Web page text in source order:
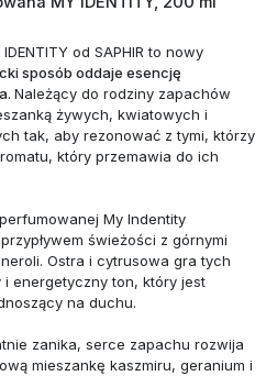
od SAPHIR to nowy
sposób oddaje esencję
Należący do rodziny zapachów
żywych, kwiatowych i
tak, aby rezonować z tymi, którzy
który przemawia do ich
My Indentity
świeżości z górnymi
Ostra i cytrusowa gra tych
i energetyczny ton, który jest
na duchu.
zanika, serce zapachu rozwija
mieszankę kaszmiru, geranium i